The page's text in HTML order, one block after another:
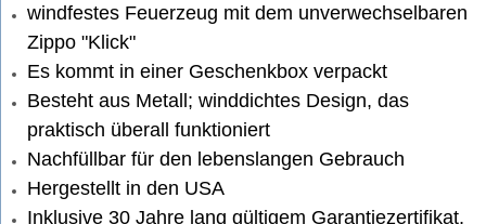
windfestes Feuerzeug mit dem unverwechselbaren
Zippo "Klick"
Es kommt in einer Geschenkbox verpackt
Besteht aus Metall; winddichtes Design, das
praktisch überall funktioniert
Nachfüllbar für den lebenslangen Gebrauch
Hergestellt in den USA
Inklusive 30 Jahre lang gültigem Garantiezertifikat,